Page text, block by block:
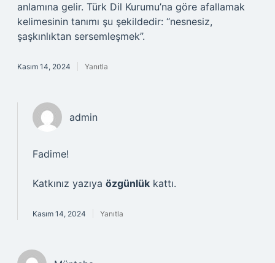
anlamına gelir. Türk Dil Kurumu’na göre afallamak
kelimesinin tanımı şu şekildedir: “nesnesiz,
şaşkınlıktan sersemleşmek”.
Kasım 14, 2024 Yanıtla
admin
Fadime!
Katkınız yazıya özgünlük kattı.
Kasım 14, 2024 Yanıtla